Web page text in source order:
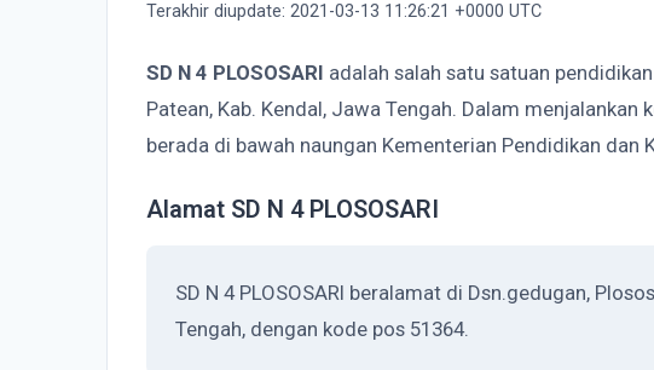
Terakhir diupdate: 2021-03-13 11:26:21 +0000 UTC
SD N 4 PLOSOSARI adalah salah satu satuan
Patean, Kab. Kendal, Jawa Tengah. Dalam menjalankan
berada di bawah naungan Kementerian Pendidikan dan
Alamat SD N 4 PLOSOSARI
SD N 4 PLOSOSARI beralamat di Dsn.gedugan,
Tengah, dengan kode pos 51364.